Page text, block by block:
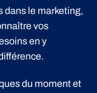
dans le marketing,
vos
en y
du moment et